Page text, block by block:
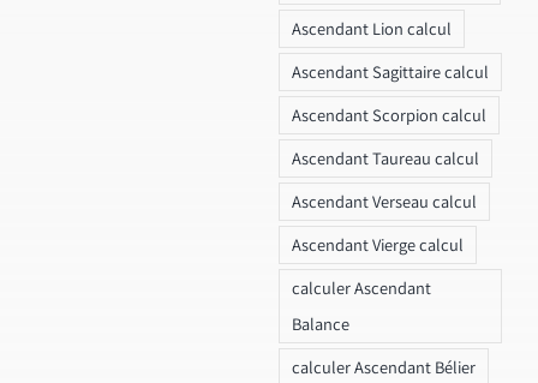
Ascendant Lion calcul
Ascendant Sagittaire calcul
Ascendant Scorpion calcul
Ascendant Taureau calcul
Ascendant Verseau calcul
Ascendant Vierge calcul
calculer Ascendant
Balance
calculer Ascendant Bélier